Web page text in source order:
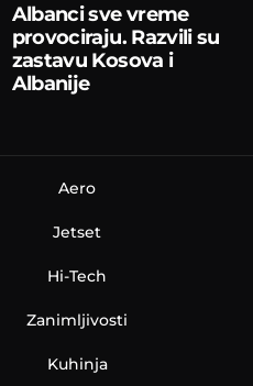
Albanci sve vreme
provociraju. Razvili su
zastavu Kosova i
Albanije
Aero
Jetset
Hi-Tech
Zanimljivosti
Kuhinja